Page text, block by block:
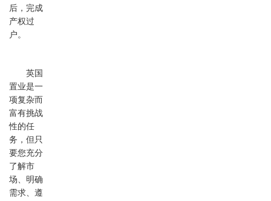
后，完成
产权过
户。
英国
置业是一
项复杂而
富有挑战
性的任
务，但只
要您充分
了解市
场、明确
需求、遵